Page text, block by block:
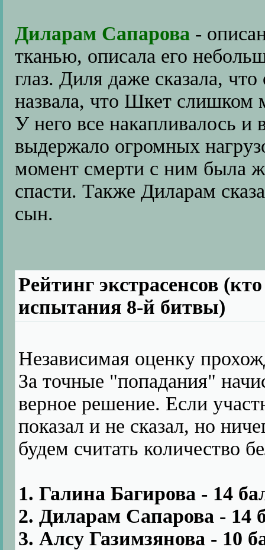
Диларам Сапарова -
тканью, описала его
глаз. Диля даже сказала,
назвала, что Шкет слишком
У него все накапливалось и
выдержало огромных
момент смерти с ним была
спасти. Также Диларам
сын.
Рейтинг экстрасенсов
испытания 8-й битвы)
Независимая оценку
За точные "попадания"
верное решение. Если
показал и не сказал, но
будем считать количество
1. Галина Багирова - 14
2. Диларам Сапарова - 14
3. Алсу Газимзянова - 10